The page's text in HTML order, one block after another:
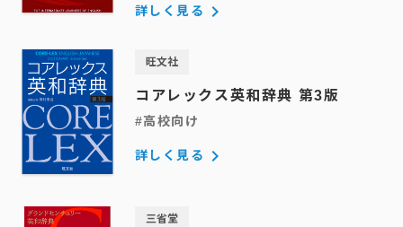
詳しく見る keyboard_arrow_right
旺文社
コアレックス英和辞典 第3版
#高校向け
詳しく見る keyboard_arrow_right
三省堂